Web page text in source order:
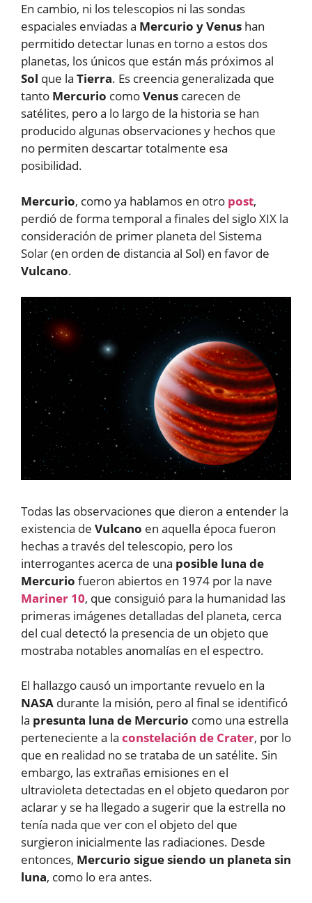
En cambio, ni los telescopios ni las sondas
espaciales enviadas a Mercurio y Venus han
permitido detectar lunas en torno a estos dos
planetas, los únicos que están más próximos al
Sol que la Tierra. Es creencia generalizada que
tanto Mercurio comoVenus carecen de
satélites, pero a lo largo de la historia se han
producido algunas observaciones y hechos que
no permiten descartar totalmente esa
posibilidad.
Mercurio, como ya hablamos en otro post,
perdió de forma temporal a finales del siglo XIX la
consideración de primer planeta del Sistema
Solar (en orden de distancia al Sol) en favor de
Vulcano.
Todas las observaciones que dieron a entender la
existencia de Vulcano en aquella época fueron
hechas a través del telescopio, pero los
interrogantes acerca de una posible luna de
Mercurio fueron abiertos en 1974 por la nave
Mariner 10, que consiguió para la humanidad las
primeras imágenes detalladas del planeta, cerca
del cual detectó la presencia de un objeto que
mostraba notables anomalías en el espectro.
El hallazgo causó un importante revuelo en la
NASA durante la misión, pero al final se identificó
la presunta luna de Mercurio como una estrella
perteneciente a la constelación de Crater, por lo
que en realidad no se trataba de un satélite. Sin
embargo, las extrañas emisiones en el
ultravioleta detectadas en el objeto quedaron por
aclarar y se ha llegado a sugerir que la estrella no
tenía nada que ver con el objeto del que
surgieron inicialmente las radiaciones. Desde
entonces, Mercurio sigue siendo un planeta sin
luna, como lo era antes.